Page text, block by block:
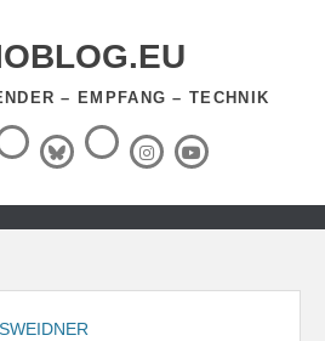
– EMPFANG – TECHNIK
ThreadsBlueSky
RSS-
Feed InstagramYouTube